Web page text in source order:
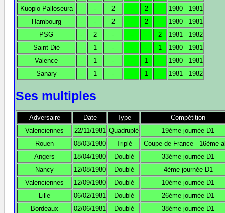
Kuopio Palloseura
- - 2 - 2 -
1980 - 1981
Hambourg
- - 2 - 2 -
1980 - 1981
PSG
- 2 - - - 2
1981 - 1982
Saint-Dié
- 1 - - - 1
1980 - 1981
Valence
- 1 - - 1 -
1980 - 1981
Sanary
- 1 - - 1 - 1981 - 1982
Ses multiples
Adversaire Date Type
Compétition
Valenciennes
22/11/1981 Quadruplé
19ème journée D1
Rouen
08/03/1980 Triplé
Coupe de France - 16ème
Angers
18/04/1980 Doublé
33ème journée D1
Nancy
12/08/1980 Doublé
4ème journée D1
Valenciennes
12/09/1980 Doublé
10ème journée D1
Lille
06/02/1981 Doublé
26ème journée D1
Bordeaux
02/06/1981 Doublé
38ème journée D1